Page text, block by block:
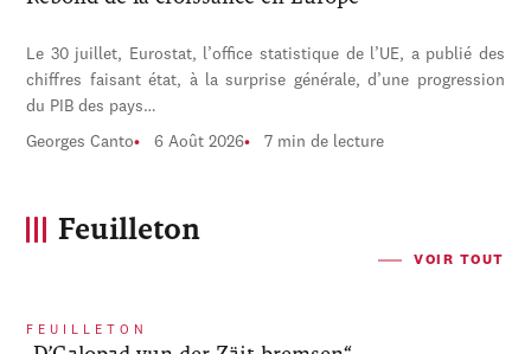
Le 30 juillet, Eurostat, l’office statistique de l’UE, a publié des
chiffres faisant état, à la surprise générale, d’une progression
du PIB des pays…
Georges Canto 6 Août 2026 7 min de lecture
Feuilleton
VOIR TOUT
FEUILLETON